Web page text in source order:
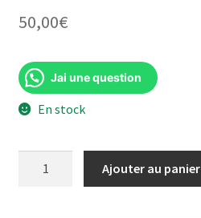
50,00€
Jai une question
En stock
Ajouter au panier